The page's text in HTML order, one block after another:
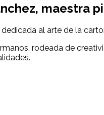
, maestra
dedicada al arte de la
rodeada de